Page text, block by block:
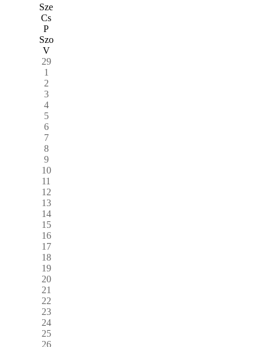
Sze
Cs
P
Szo
V
29
1
2
3
4
5
6
7
8
9
10
11
12
13
14
15
16
17
18
19
20
21
22
23
24
25
26